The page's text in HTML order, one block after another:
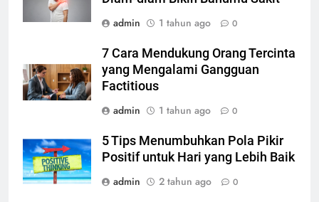
admin
1 tahun ago 0
7 Cara Mendukung Orang Tercinta
yang Mengalami Gangguan
Factitious
admin
1 tahun ago 0
5 Tips Menumbuhkan Pola Pikir
Positif untuk Hari yang Lebih Baik
admin
2 tahun ago 0